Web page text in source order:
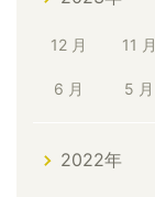
12 月 11 月
6 月 5 月
2022年